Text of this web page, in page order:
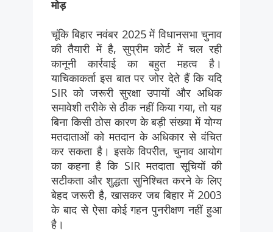
मोड़
चूंकि बिहार नवंबर 2025 में विधानसभा चुनाव
की तैयारी में है, सुप्रीम कोर्ट में चल रही
कानूनी कार्रवाई का बहुत महत्व है।
याचिकाकर्ता इस बात पर जोर देते हैं कि यदि
SIR को जरूरी सुरक्षा उपायों और अधिक
समावेशी तरीके से ठीक नहीं किया गया, तो यह
बिना किसी ठोस कारण के बड़ी संख्या में योग्य
मतदाताओं को मतदान के अधिकार से वंचित
कर सकता है। इसके विपरीत, चुनाव आयोग
का कहना है कि SIR मतदाता सूचियों की
सटीकता और शुद्धता सुनिश्चित करने के लिए
बेहद जरूरी है, खासकर जब बिहार में 2003
के बाद से ऐसा कोई गहन पुनरीक्षण नहीं हुआ
है।